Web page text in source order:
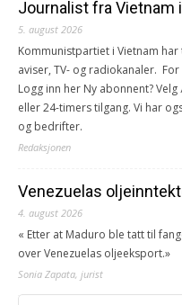
Journalist fra Vietnam
5. august 2026
Kommunistpartiet i Vietnam
aviser, TV- og radiokanaler.
Logg inn her Ny abonnent?
eller 24-timers tilgang. Vi har
og bedrifter.
Redaksjonen
Venezuelas
4. august 2026
« Etter at Maduro ble tatt til
over Venezuelas oljeeksport.»
Sonia Zapata, jurist